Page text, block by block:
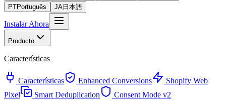
PTPortuguês JA 日本語
Instalar Ahora
Producto
Características
Características Enhanced Conversions
Shopify Web
Pixel
Smart Deduplication
Consent Mode v2